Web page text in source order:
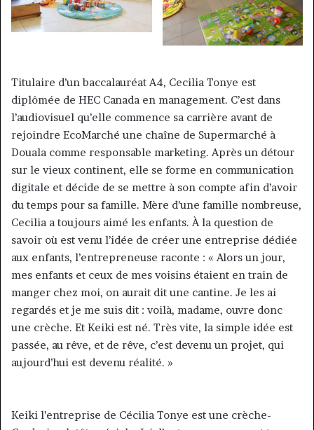
Titulaire d’un baccalauréat A4, Cecilia Tonye est
diplômée de HEC Canada en management. C’est dans
l’audiovisuel qu’elle commence sa carrière avant de
rejoindre EcoMarché une chaîne de Supermarché à
Douala comme responsable marketing. Après un détour
sur le vieux continent, elle se forme en communication
digitale et décide de se mettre à son compte afin d’avoir
du temps pour sa famille. Mère d’une famille nombreuse,
Cecilia a toujours aimé les enfants. À la question de
savoir où est venu l’idée de créer une entreprise dédiée
aux enfants, l’entrepreneuse raconte : « Alors un jour,
mes enfants et ceux de mes voisins étaient en train de
manger chez moi, on aurait dit une cantine. Je les ai
regardés et je me suis dit : voilà, madame, ouvre donc
une crèche. Et Keiki est né. Très vite, la simple idée est
passée, au rêve, et de rêve, c’est devenu un projet, qui
aujourd’hui est devenu réalité. »
Keiki l’entreprise de Cécilia Tonye est une crèche-